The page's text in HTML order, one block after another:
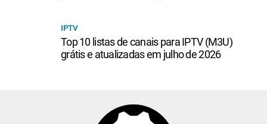
IPTV
Top 10 listas de canais para IPTV (M3U)
grátis e atualizadas em julho de 2026